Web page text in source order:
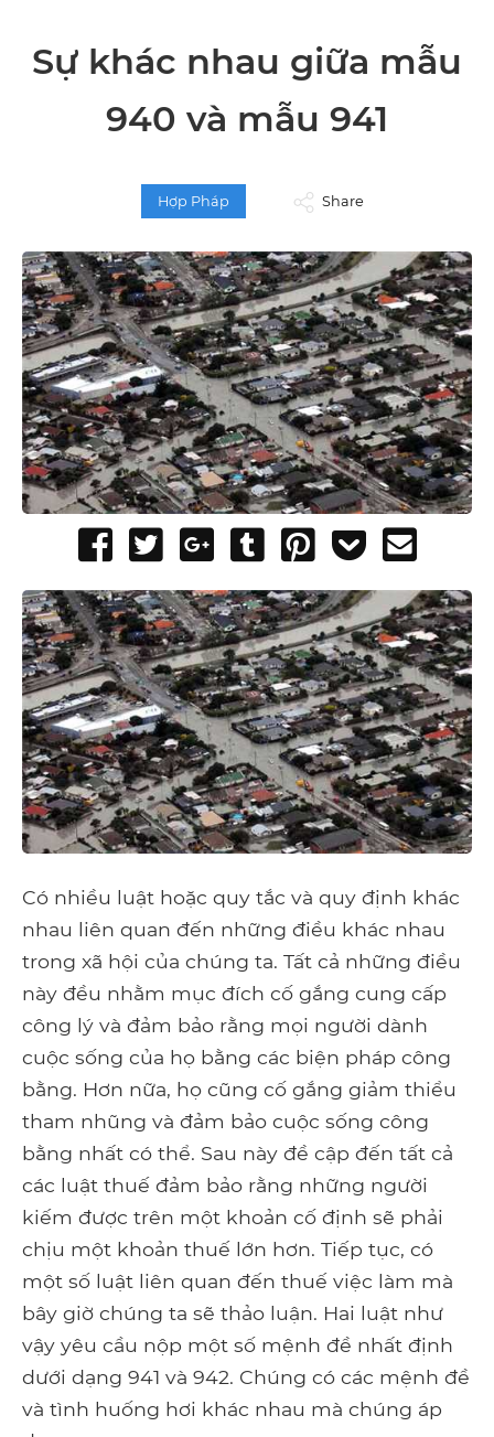
Sự khác nhau giữa mẫu
940 và mẫu 941
Hợp Pháp Share
Share
Facebook
Tweet
Share
Google+
Post
Tumblr
Pin
Add
Pocket
Có nhiều luật hoặc quy tắc và quy định khác
nhau liên quan đến những điều khác nhau
trong xã hội của chúng ta. Tất cả những điều
này đều nhằm mục đích cố gắng cung cấp
công lý và đảm bảo rằng mọi người dành
cuộc sống của họ bằng các biện pháp công
bằng. Hơn nữa, họ cũng cố gắng giảm thiểu
tham nhũng và đảm bảo cuộc sống công
bằng nhất có thể. Sau này đề cập đến tất cả
các luật thuế đảm bảo rằng những người
kiếm được trên một khoản cố định sẽ phải
chịu một khoản thuế lớn hơn. Tiếp tục, có
một số luật liên quan đến thuế việc làm mà
bây giờ chúng ta sẽ thảo luận. Hai luật như
vậy yêu cầu nộp một số mệnh đề nhất định
dưới dạng 941 và 942. Chúng có các mệnh đề
và tình huống hơi khác nhau mà chúng áp